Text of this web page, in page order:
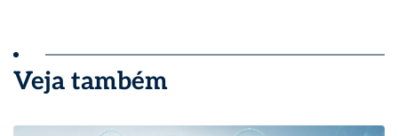
Veja também